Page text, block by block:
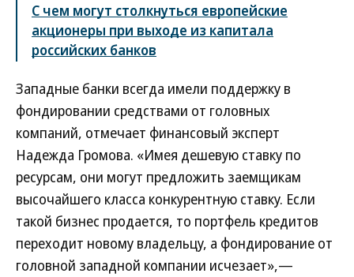
С чем могут столкнуться европейские
акционеры при выходе из капитала
российских банков
Западные банки всегда имели поддержку в
фондировании средствами от головных
компаний, отмечает финансовый эксперт
Надежда Громова. «Имея дешевую ставку по
ресурсам, они могут предложить заемщикам
высочайшего класса конкурентную ставку. Если
такой бизнес продается, то портфель кредитов
переходит новому владельцу, а фондирование от
головной западной компании исчезает»,—